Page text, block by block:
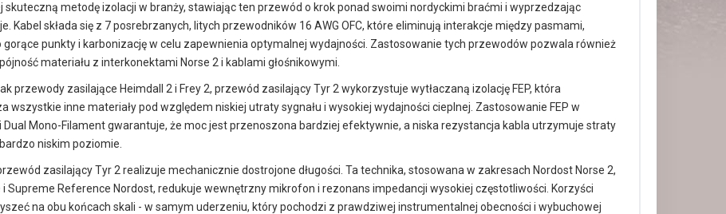
skuteczną metodę izolacji w branży, stawiając ten przewód o krok ponad swoimi nordyckimi braćmi i wyprzedzając
Kabel składa się z 7 posrebrzanych, litych przewodników 16 AWG OFC, które eliminują interakcje między pasmami,
punkty i karbonizację w celu zapewnienia optymalnej wydajności. Zastosowanie tych przewodów pozwala również
materiału z interkonektami Norse 2 i kablami głośnikowymi.
przewody zasilające Heimdall 2 i Frey 2, przewód zasilający Tyr 2 wykorzystuje wytłaczaną izolację FEP, która
wszystkie inne materiały pod względem niskiej utraty sygnału i wysokiej wydajności cieplnej. Zastosowanie FEP w
Dual Mono-Filament gwarantuje, że moc jest przenoszona bardziej efektywnie, a niska rezystancja kabla utrzymuje straty
niskim poziomie.
zasilający Tyr 2 realizuje mechanicznie dostrojone długości. Ta technika, stosowana w zakresach Nordost Norse 2,
i Supreme Reference Nordost, redukuje wewnętrzny mikrofon i rezonans impedancji wysokiej częstotliwości. Korzyści
na obu końcach skali - w samym uderzeniu, który pochodzi z prawdziwej instrumentalnej obecności i wybuchowej